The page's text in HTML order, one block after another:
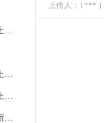
上传人：1***
2026年外研版小学英语三年级上册课堂交际用语卷含答案
2026年外研版小学英语六年级上册句型仿写专项练习卷含答案
2026年人教版小学五年级语文上册动静结合写法赏析卷含答案
人工智能在软件开发领域的创新应用